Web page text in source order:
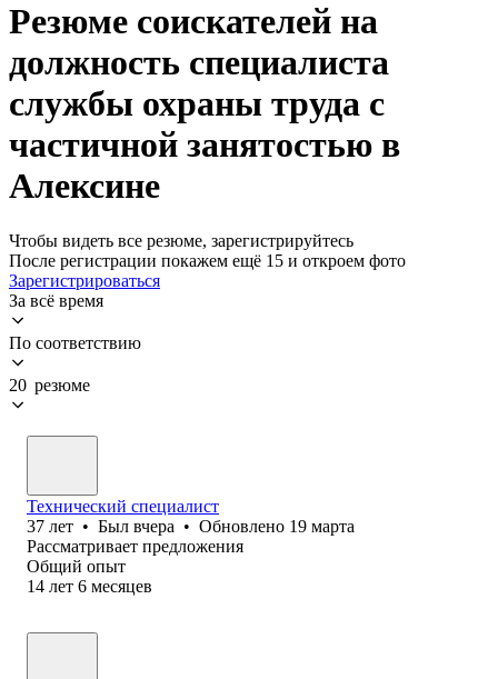
Резюме соискателей на
должность специалиста
службы охраны труда с
частичной занятостью в
Алексине
Чтобы видеть все резюме, зарегистрируйтесь
После регистрации покажем ещё 15 и откроем фото
Зарегистрироваться
За всё время
По соответствию
20 резюме
Технический специалист
37 лет • Был вчера • Обновлено 19 марта
Рассматривает предложения
Общий опыт
14 лет 6 месяцев